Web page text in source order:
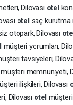
Dilovası otel
otel saç kurutma
otopark, Dilovası
müşteri yorumları,
tavsiyeleri,
müşteri memnuniyeti,
ilişkileri, Dilovası
Dilovası otel müşteri